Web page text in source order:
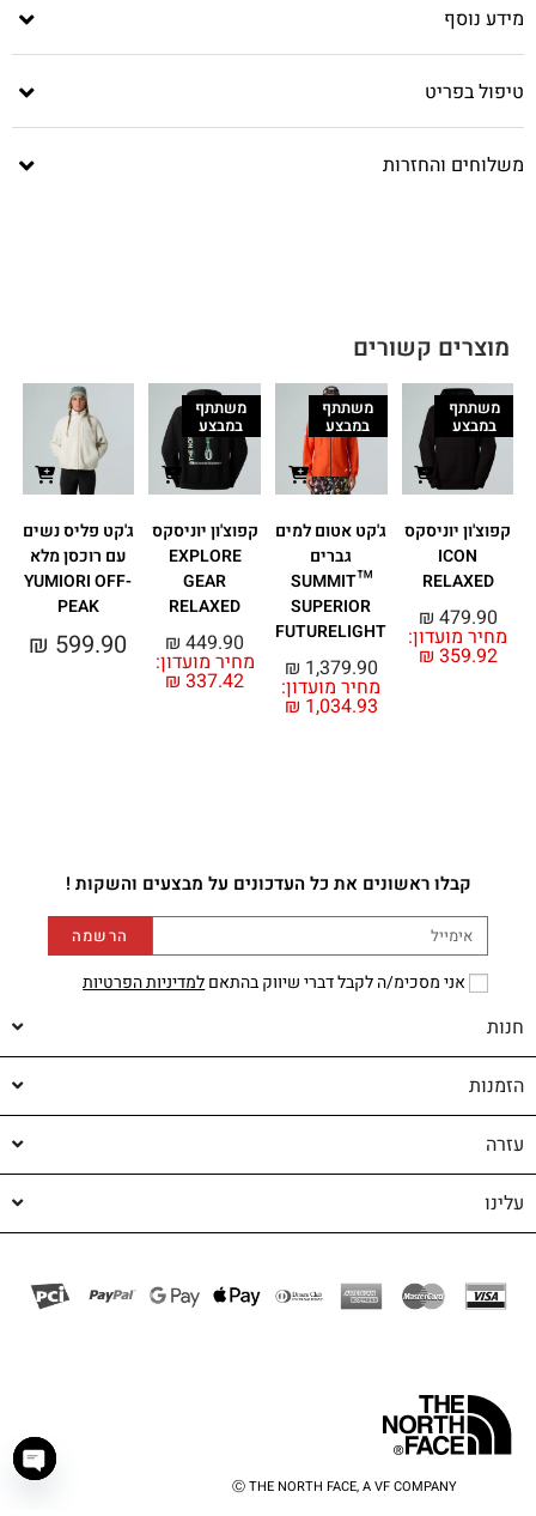
מידע נוסף
טיפול בפריט
משלוחים והחזרות
מוצרים קשורים
משתתף
במבצע
קפוצ'ון יוניסקס
ICON
RELAXED
מחיר מועדון:
₪ 359.92
₪ 479.90
משתתף
במבצע
ג'קט אטום למים
גברים
™SUMMIT
SUPERIOR
FUTURELIGHT
מחיר מועדון:
₪ 1,034.93
₪ 1,379.90
משתתף
במבצע
קפוצ'ון יוניסקס
EXPLORE
GEAR
RELAXED
מחיר מועדון:
₪ 337.42
₪ 449.90
ג'קט פליס נשים
עם רוכסן מלא
YUMIORI OFF-
PEAK
₪ 599.90
קבלו ראשונים את כל העדכונים על מבצעים והשקות !
אני מסכימ/ה לקבל דברי שיווק בהתאםלמדיניות הפרטיות
הרשמה
חנות
הזמנות
עזרה
עלינו
Ⓒ THE NORTH FACE, A VF COMPANY